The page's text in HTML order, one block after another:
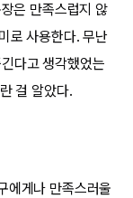
은 만족스럽지 않
로 사용한다. 무난
다고 생각했었는
걸 알았다.
에게나 만족스러울